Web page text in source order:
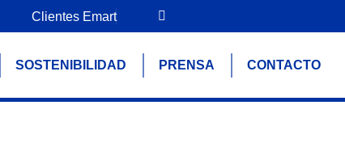
Clientes Emart
SOSTENIBILIDAD PRENSA CONTACTO